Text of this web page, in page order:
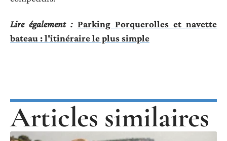
Lire également : Parking Porquerolles et navette
bateau : l'itinéraire le plus simple
Articles similaires